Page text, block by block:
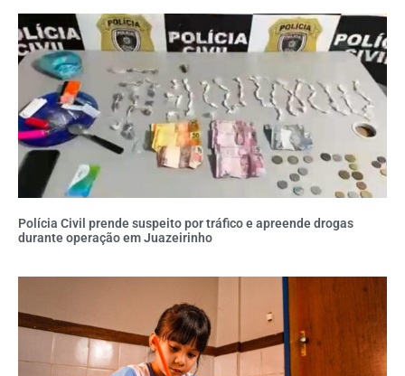
Polícia Civil prende suspeito por tráfico e apreende drogas
durante operação em Juazeirinho